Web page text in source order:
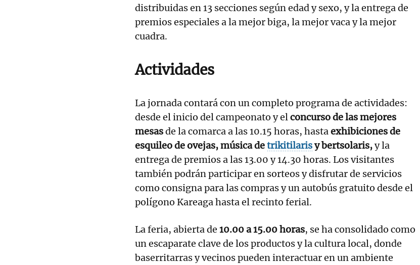
distribuidas en 13 secciones según edad y sexo, y la entrega de
premios especiales a la mejor biga, la mejor vaca y la mejor
cuadra.
Actividades
La jornada contará con un completo programa de actividades:
desde el inicio del campeonato y elconcurso de las mejores
mesasde la comarca a las 10.15 horas, hastaexhibiciones de
esquileo de ovejas, música detrikitilarisy bertsolaris,y la
entrega de premios a las 13.00 y 14.30 horas. Los visitantes
también podrán participar en sorteos y disfrutar de servicios
como consigna para las compras y un autobús gratuito desde el
polígono Kareaga hasta el recinto ferial.
La feria, abierta de 10.00 a 15.00 horas, se ha consolidado como
un escaparate clave de los productos y la cultura local, donde
baserritarras y vecinos pueden interactuar en un ambiente